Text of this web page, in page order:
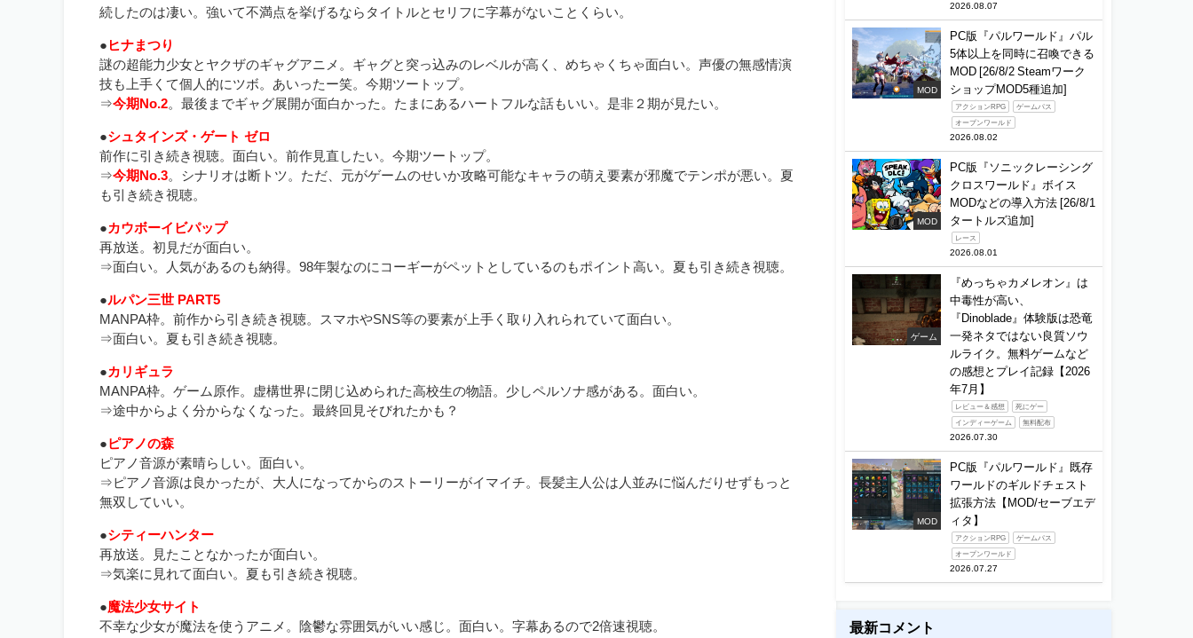
続したのは凄い。強いて不満点を挙げるならタイトルとセリフに字幕がないことくらい。
● ヒナまつり
謎の超能力少女とヤクザのギャグアニメ。ギャグと突っ込みのレベルが高く、めちゃくちゃ面白い。声優の無感情演
技も上手くて個人的にツボ。あいったー笑。今期ツートップ。
⇒今期No.2 。最後までギャグ展開が面白かった。たまにあるハートフルな話もいい。是非２期が見たい。
●シュタインズ・ゲート ゼロ
前作に引き続き視聴。面白い。前作見直したい。今期ツートップ。
⇒今期No.3 。シナリオは断トツ。ただ、元がゲームのせいか攻略可能なキャラの萌え要素が邪魔でテンポが悪い。夏
も引き続き視聴。
● カウボーイビパップ
再放送。初見だが面白い。
⇒面白い。人気があるのも納得。98年製なのにコーギーがペットとしているのもポイント高い。夏も引き続き視聴。
● ルパン三世 PART5
MANPA枠。前作から引き続き視聴。スマホやSNS等の要素が上手く取り入れられていて面白い。
⇒面白い。夏も引き続き視聴。
● カリギュラ
MANPA枠。ゲーム原作。虚構世界に閉じ込められた高校生の物語。少しペルソナ感がある。面白い。
⇒途中からよく分からなくなった。最終回見そびれたかも？
● ピアノの森
ピアノ音源が素晴らしい。面白い。
⇒ピアノ音源は良かったが、大人になってからのストーリーがイマイチ。長髪主人公は人並みに悩んだりせずもっと
無双していい。
●シティーハンター
再放送。見たことなかったが面白い。
⇒気楽に見れて面白い。夏も引き続き視聴。
●魔法少女サイト
不幸な少女が魔法を使うアニメ。陰鬱な雰囲気がいい感じ。面白い。字幕あるので2倍速視聴。
2026.08.07
MOD
PC版『パルワールド』パル
5体以上を同時に召喚できる
MOD [26/8/2 Steamワーク
ショップMOD5種追加]
アクションRPG ゲームパス
オープンワールド
2026.08.02
MOD
PC版『ソニックレーシング
クロスワールド』ボイス
MODなどの導入方法 [26/8/1
タートルズ追加]
レース
2026.08.01
ゲーム
『めっちゃカメレオン』は
中毒性が高い、
『Dinoblade』体験版は恐竜
一発ネタではない良質ソウ
ルライク。無料ゲームなど
の感想とプレイ記録【2026
年7月】
レビュー＆感想 死にゲー
インディーゲーム 無料配布
2026.07.30
MOD
PC版『パルワールド』既存
ワールドのギルドチェスト
拡張方法【MOD/セーブエデ
ィタ】
アクションRPG ゲームパス
オープンワールド
2026.07.27
最新コメント